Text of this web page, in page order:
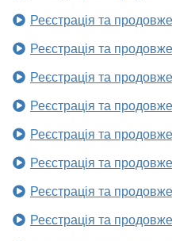
Реєстрація та
Реєстрація та
Реєстрація та
Реєстрація та
Реєстрація та
Реєстрація та
Реєстрація та
Реєстрація та